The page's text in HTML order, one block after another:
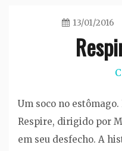
13/01/2016
Um soco no
Respire, dirigido por
em seu desfecho. A